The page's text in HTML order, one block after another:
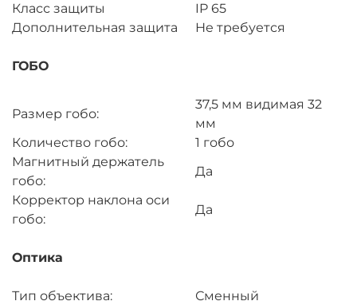
Класс защиты
IP 65
Дополнительная защита
Не требуется
ГОБО
Размер гобо:
37,5 мм видимая 32
мм
Количество гобо:
1 гобо
Магнитный держатель
гобо:
Да
Корректор наклона оси
гобо:
Да
Оптика
Тип объектива:
Сменный